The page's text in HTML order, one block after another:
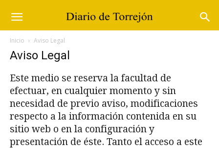
Inicio Aviso Legal
Aviso Legal
Este medio se reserva la facultad de
efectuar, en cualquier momento y sin
necesidad de previo aviso, modificaciones
respecto a la información contenida en su
sitio web o en la configuración y
presentación de éste. Tanto el acceso a este